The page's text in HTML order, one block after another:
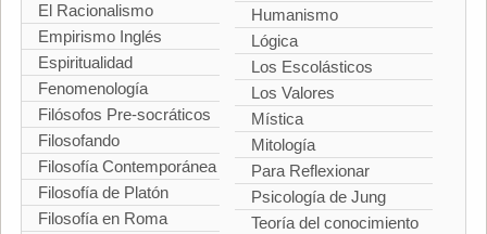
El Racionalismo
Empirismo Inglés
Espiritualidad
Fenomenología
Filósofos Pre-socráticos
Filosofando
Filosofía Contemporánea
Filosofía de Platón
Filosofía en Roma
Humanismo
Lógica
Los Escolásticos
Los Valores
Mística
Mitología
Para Reflexionar
Psicología de Jung
Teoría del conocimiento